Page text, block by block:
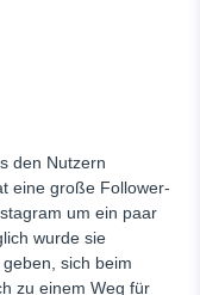
den Nutzern
eine große Follower-
um ein paar
wurde sie
sich beim
zu einem Weg für
sollte
für Discord